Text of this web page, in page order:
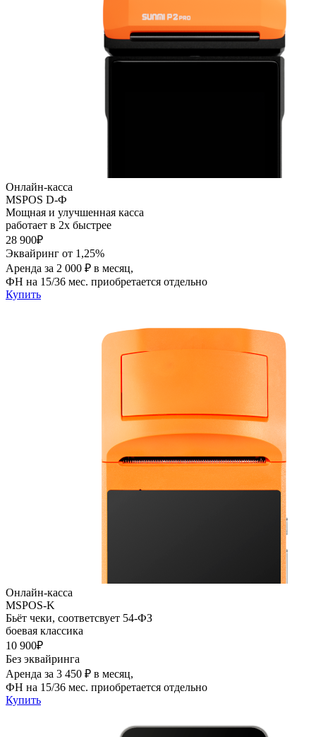
Онлайн-касса
MSPOS D-Ф
Мощная и улучшенная касса
работает в 2х быстрее
28 900₽
Эквайринг от 1,25%
Аренда за 2 000 ₽ в месяц,
ФН на 15/36 мес. приобретается отдельно
Купить
Онлайн-касса
MSPOS-K
Бьёт чеки, соответсвует 54-ФЗ
боевая классика
10 900₽
Без эквайринга
Аренда за 3 450 ₽ в месяц,
ФН на 15/36 мес. приобретается отдельно
Купить